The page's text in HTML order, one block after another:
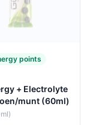
points
+ Electrolyte
munt (60ml)